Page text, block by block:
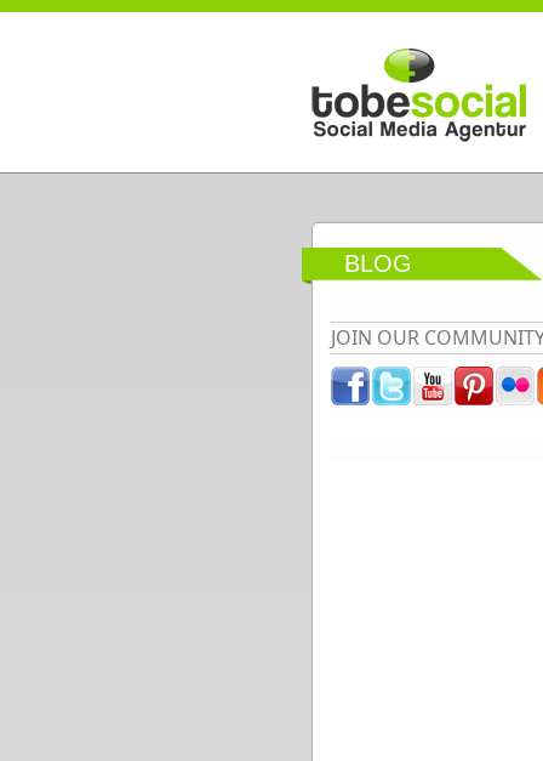
Direkt zum Inhalt
BLOG
JOIN OUR